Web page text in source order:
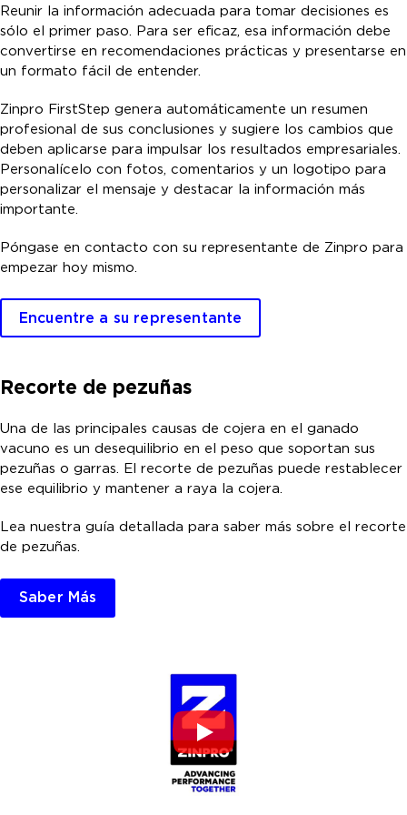
Reunir la información adecuada para tomar decisiones es
sólo el primer paso. Para ser eficaz, esa información debe
convertirse en recomendaciones prácticas y presentarse en
un formato fácil de entender.
Zinpro FirstStep genera automáticamente un resumen
profesional de sus conclusiones y sugiere los cambios que
deben aplicarse para impulsar los resultados empresariales.
Personalícelo con fotos, comentarios y un logotipo para
personalizar el mensaje y destacar la información más
importante.
Póngase en contacto con su representante de Zinpro para
empezar hoy mismo.
Encuentre a su representante
Recorte de pezuñas
Una de las principales causas de cojera en el ganado
vacuno es un desequilibrio en el peso que soportan sus
pezuñas o garras. El recorte de pezuñas puede restablecer
ese equilibrio y mantener a raya la cojera.
Lea nuestra guía detallada para saber más sobre el recorte
de pezuñas.
Saber Más